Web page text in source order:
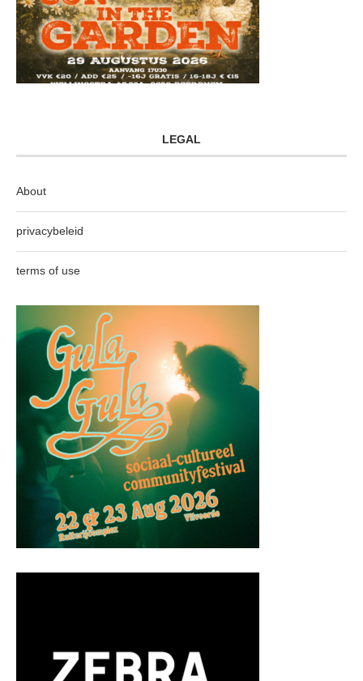
LEGAL
About
privacybeleid
terms of use